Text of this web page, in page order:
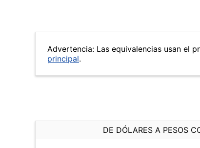
Advertencia: Las equivalencias usan el
principal.
DE DÓLARES A PESOS